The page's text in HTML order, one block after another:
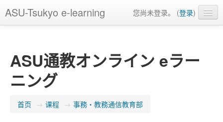
ASU-Tsukyo e-learning 您尚未登录。 (登录)
ASU通教オンライン eラー
ニング
首页 → 课程 → 事務・教務通信教育部